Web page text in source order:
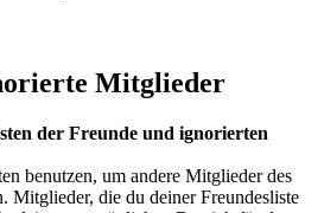
Mitglieder
der Freunde und ignorierten
benutzen, um andere Mitglieder des
Mitglieder, die du deiner Freundesliste